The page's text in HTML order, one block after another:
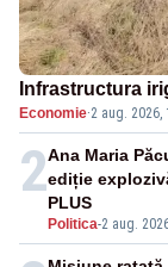
Infrastructura
Economie·2 aug. 2026,
2
Politica-2 aug.
Ana Maria
ediție
PLUS